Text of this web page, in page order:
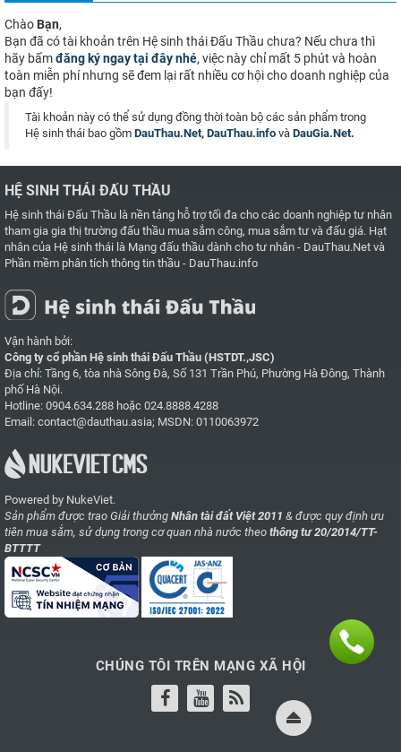
Chào Bạn,
Bạn đã có tài khoản trên Hệ sinh thái Đấu Thầu chưa? Nếu chưa thì
hãy bấmđăng ký ngay tại đây nhé, việc này chỉ mất 5 phút và hoàn
toàn miễn phí nhưng sẽ đem lại rất nhiều cơ hội cho doanh nghiệp của
bạn đấy!
Tài khoản này có thể sử dụng đồng thời toàn bộ các sản phẩm trong
Hệ sinh thái bao gồm DauThau.Net, DauThau.info và DauGia.Net.
HỆ SINH THÁI ĐẤU THẦU
Hệ sinh thái Đấu Thầu là nền tảng hỗ trợ tối đa cho các doanh nghiệp tư nhân
tham gia gia thị trường đấu thầu mua sắm công, mua sắm tư và đấu giá. Hạt
nhân của Hệ sinh thái là Mạng đấu thầu dành cho tư nhân - DauThau.Net và
Phần mềm phân tích thông tin thầu - DauThau.info
Vận hành bởi:
Công ty cổ phần Hệ sinh thái Đấu Thầu (HSTDT.,JSC)
Địa chỉ: Tầng 6, tòa nhà Sông Đà, Số 131 Trần Phú, Phường Hà Đông, Thành
phố Hà Nội.
Hotline: 0904.634.288 hoặc 024.8888.4288
Email: contact@dauthau.asia; MSDN: 0110063972
Powered by NukeViet.
Sản phẩm được trao Giải thưởng Nhân tài đất Việt 2011 & được quy định ưu
tiên mua sắm, sử dụng trong cơ quan nhà nước theo thông tư 20/2014/TT-
BTTTT
CHÚNG TÔI TRÊN MẠNG XÃ HỘI